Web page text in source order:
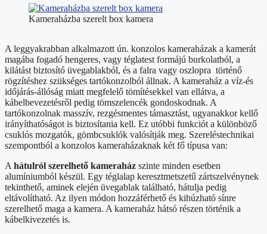
Kameraházba szerelt box kamera
A leggyakrabban alkalmazott ún. konzolos kameraházak a kamerát
magába fogadó hengeres, vagy téglatest formájú burkolatból, a
kilátást biztosító üvegablakból, és a falra vagy oszlopra történő
rögzítéshez szükséges tartókonzolból állnak. A kameraház a víz-és
időjárás-állóság miatt megfelelő tömítésekkel van ellátva, a
kábelbevezetésről pedig tömszelencék gondoskodnak. A
tartókonzolnak masszív, rezgésmentes támasztást, ugyanakkor kellő
irányíthatóságot is biztosítania kell. Ez utóbbi funkciót a különböző
csuklós mozgatók, gömbcsuklók valósítják meg. Szereléstechnikai
szempontból a konzolos kameraházaknak két fő típusa van:
A hátulról szerelhető kameraház szinte minden esetben
alumíniumból készül. Egy téglalap keresztmetszetű zártszelvénynek
tekinthető, aminek elején üvegablak található, hátulja pedig
eltávolítható. Az ilyen módon hozzáférhető és kihúzható sínre
szerelhető maga a kamera. A kameraház hátsó részen történik a
kábelkivezetés is.